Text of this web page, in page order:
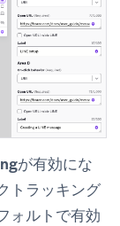
が有効にな
トラッキング
ォルトで有効